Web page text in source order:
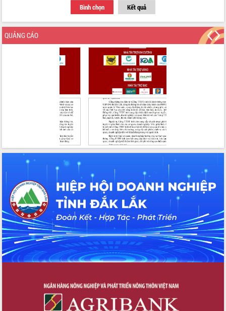
Thứ trưởng Bộ Y tế làm việc với tỉnh
Đắk Lắk về phát triển nhân lực y tế
cho trạm y tế cấp xã
Du lịch Đắk Lắk nâng tầm trải nghiệm
du khách thông qua Hệ thống cơ sở dữ
Đoàn đại biểu Quốc hội tỉnh Đắk Lắk
trao đổi thông tin trước Kỳ họp thứ
nhất, Quốc hội khóa XVI
Quyết liệt cải cách hành chính, khơi
thông nguồn lực phát triển
Nâng cao hiệu lực, hiệu quả HĐND
tỉnh thông qua hiện đại hóa hành chính
Xã Ea Phê gắn cải cách hành chính với
chuyển đổi số
Phó Chủ tịch Thường trực UBND tỉnh
Hồ Thị Nguyên Thảo làm việc tại Trung
tâm Phục vụ hành chính công xã Ea
Phê
Xây dựng nền hành chính số đồng
hành cùng nông dân dân, doanh nghiệp
Giai đoạn 2026-2030, Đắk Lắk phấn
Chuyển đổi số 'mở đường' cho nông
nghiệp Đắk Lắk tăng trưởng bứt phá
Bình chọn Kết quả
QUẢNG CÁO